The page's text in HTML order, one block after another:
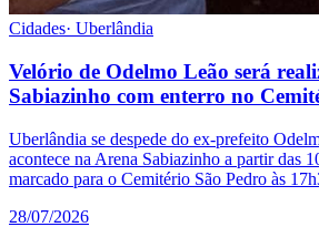
Cidades· Uberlândia
Velório de Odelmo Leão será
Sabiazinho com enterro no
Uberlândia se despede do ex-prefeito
acontece na Arena Sabiazinho a partir das
marcado para o Cemitério São Pedro às
28/07/2026